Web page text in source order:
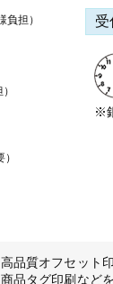
負担） 受
※
質オフセット
品タグ印刷など